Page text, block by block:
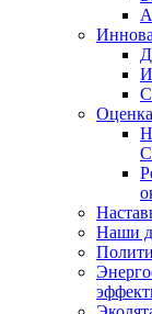
Оценка
Наши